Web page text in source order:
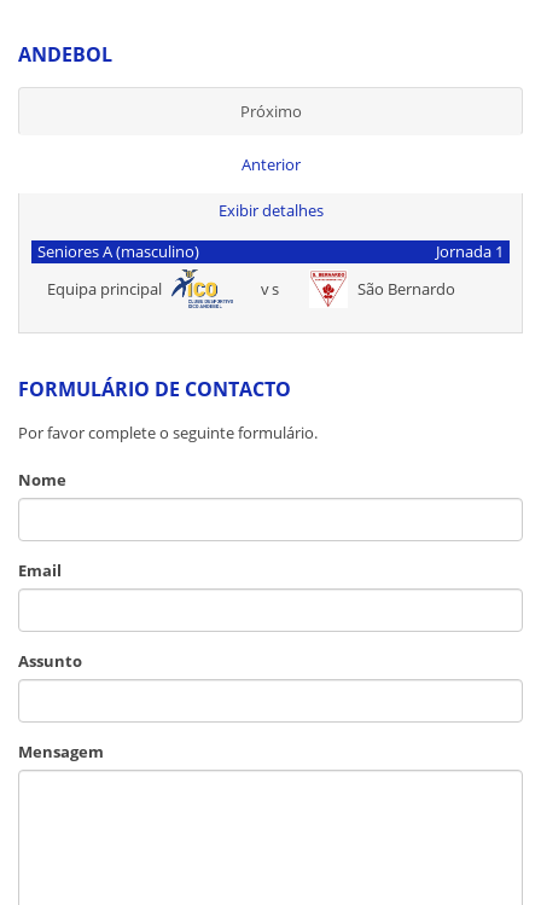
ANDEBOL
Próximo
Anterior
Exibir detalhes
Seniores A (masculino)
Jornada 1
Equipa principal
vs São Bernardo
FORMULÁRIO DE CONTACTO
Por favor complete o seguinte formulário.
Nome
Email
Assunto
Mensagem